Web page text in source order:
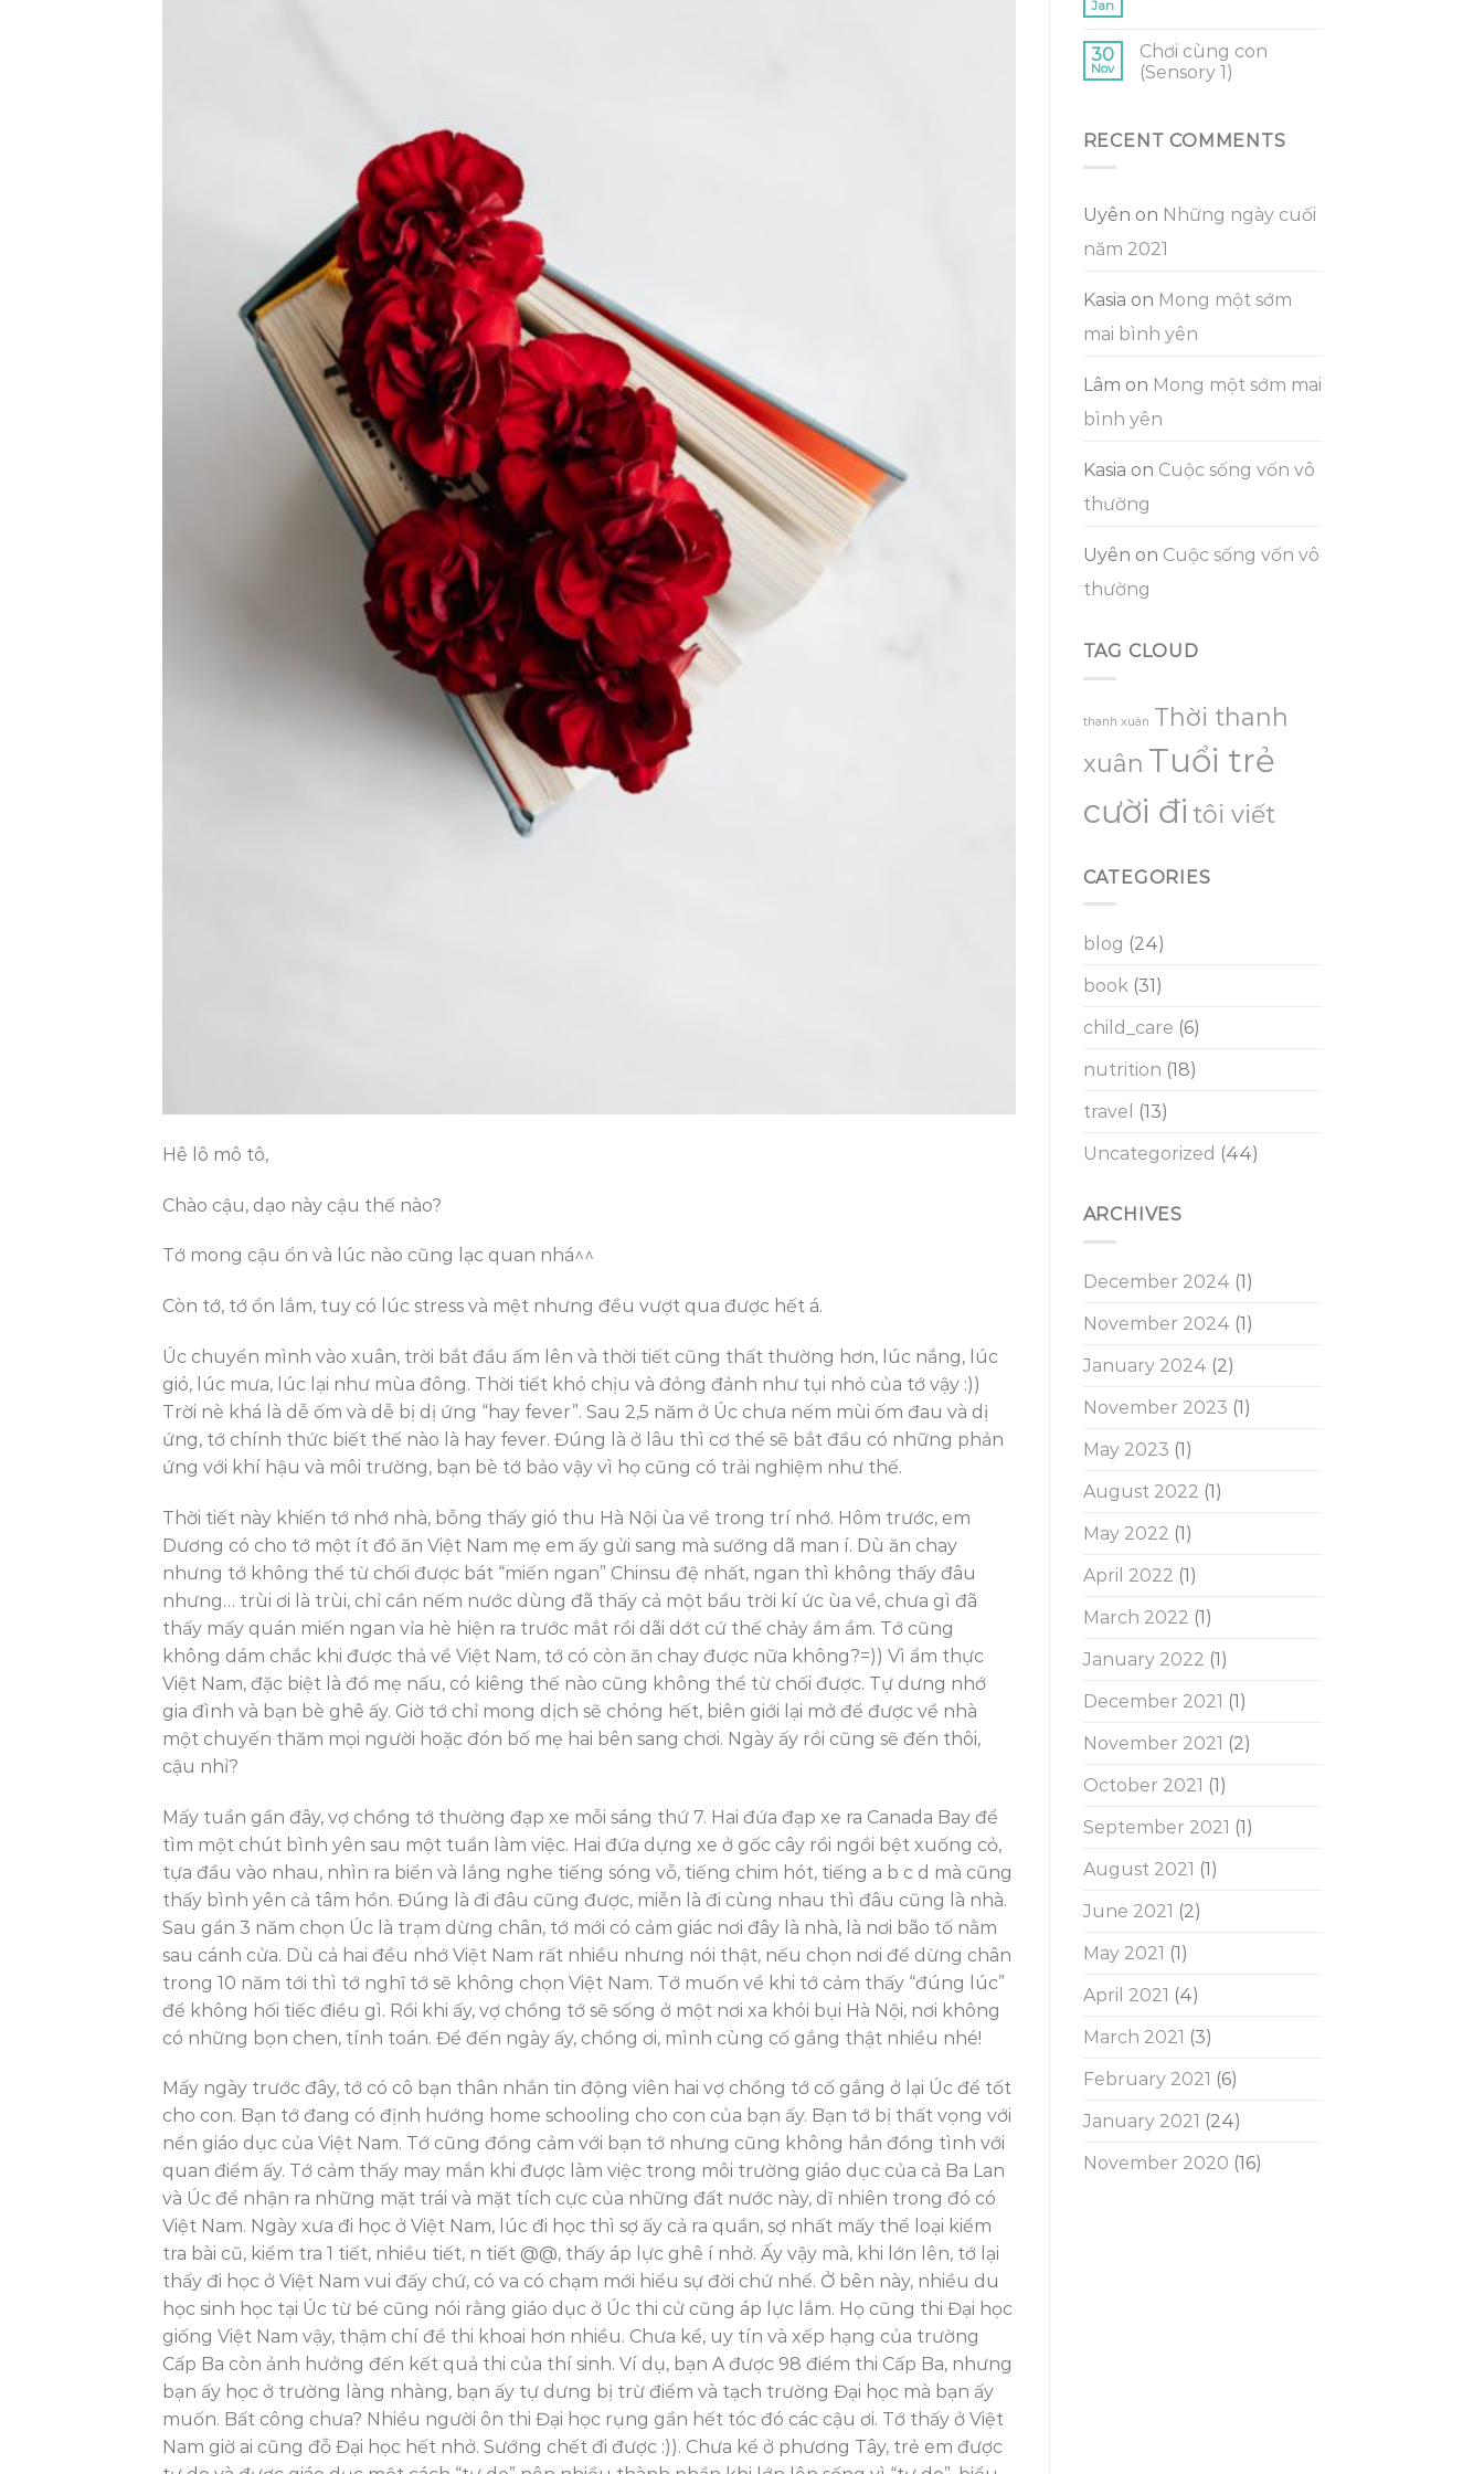
Hê lô mô tô,
Chào cậu, dạo này cậu thế nào?
Tớ mong cậu ổn và lúc nào cũng lạc quan nhá^^
Còn tớ, tớ ổn lắm, tuy có lúc stress và mệt nhưng đều vượt qua được hết á.
Úc chuyển mình vào xuân, trời bắt đầu ấm lên và thời tiết cũng thất thường hơn, lúc nắng, lúc
gió, lúc mưa, lúc lại như mùa đông. Thời tiết khó chịu và đỏng đảnh như tụi nhỏ của tớ vậy :))
Trời nè khá là dễ ốm và dễ bị dị ứng “hay fever”. Sau 2,5 năm ở Úc chưa nếm mùi ốm đau và dị
ứng, tớ chính thức biết thế nào là hay fever. Đúng là ở lâu thì cơ thể sẽ bắt đầu có những phản
ứng với khí hậu và môi trường, bạn bè tớ bảo vậy vì họ cũng có trải nghiệm như thế.
Thời tiết này khiến tớ nhớ nhà, bỗng thấy gió thu Hà Nội ùa về trong trí nhớ. Hôm trước, em
Dương có cho tớ một ít đồ ăn Việt Nam mẹ em ấy gửi sang mà sướng dã man í. Dù ăn chay
nhưng tớ không thể từ chối được bát “miến ngan” Chinsu đệ nhất, ngan thì không thấy đâu
nhưng… trùi ơi là trùi, chỉ cần nếm nước dùng đã thấy cả một bầu trời kí ức ùa về, chưa gì đã
thấy mấy quán miến ngan vỉa hè hiện ra trước mắt rồi dãi dớt cứ thế chảy ầm ầm. Tớ cũng
không dám chắc khi được thả về Việt Nam, tớ có còn ăn chay được nữa không?=)) Vì ẩm thực
Việt Nam, đặc biệt là đồ mẹ nấu, có kiêng thế nào cũng không thể từ chối được. Tự dưng nhớ
gia đình và bạn bè ghê ấy. Giờ tớ chỉ mong dịch sẽ chóng hết, biên giới lại mở để được về nhà
một chuyến thăm mọi người hoặc đón bố mẹ hai bên sang chơi. Ngày ấy rồi cũng sẽ đến thôi,
cậu nhỉ?
Mấy tuần gần đây, vợ chồng tớ thường đạp xe mỗi sáng thứ 7. Hai đứa đạp xe ra Canada Bay để
tìm một chút bình yên sau một tuần làm việc. Hai đứa dựng xe ở gốc cây rồi ngồi bệt xuống cỏ,
tựa đầu vào nhau, nhìn ra biển và lắng nghe tiếng sóng vỗ, tiếng chim hót, tiếng a b c d mà cũng
thấy bình yên cả tâm hồn. Đúng là đi đâu cũng được, miễn là đi cùng nhau thì đâu cũng là nhà.
Sau gần 3 năm chọn Úc là trạm dừng chân, tớ mới có cảm giác nơi đây là nhà, là nơi bão tố nằm
sau cánh cửa. Dù cả hai đều nhớ Việt Nam rất nhiều nhưng nói thật, nếu chọn nơi để dừng chân
trong 10 năm tới thì tớ nghĩ tớ sẽ không chọn Việt Nam. Tớ muốn về khi tớ cảm thấy “đúng lúc”
để không hối tiếc điều gì. Rồi khi ấy, vợ chồng tớ sẽ sống ở một nơi xa khói bụi Hà Nội, nơi không
có những bọn chen, tính toán. Để đến ngày ấy, chồng ơi, mình cùng cố gắng thật nhiều nhé!
Mấy ngày trước đây, tớ có cô bạn thân nhắn tin động viên hai vợ chồng tớ cố gắng ở lại Úc để tốt
cho con. Bạn tớ đang có định hướng home schooling cho con của bạn ấy. Bạn tớ bị thất vọng với
nền giáo dục của Việt Nam. Tớ cũng đồng cảm với bạn tớ nhưng cũng không hẳn đồng tình với
quan điểm ấy. Tớ cảm thấy may mắn khi được làm việc trong môi trường giáo dục của cả Ba Lan
và Úc để nhận ra những mặt trái và mặt tích cực của những đất nước này, dĩ nhiên trong đó có
Việt Nam. Ngày xưa đi học ở Việt Nam, lúc đi học thì sợ ấy cả ra quần, sợ nhất mấy thể loại kiểm
tra bài cũ, kiểm tra 1 tiết, nhiều tiết, n tiết @@, thấy áp lực ghê í nhở. Ấy vậy mà, khi lớn lên, tớ lại
thấy đi học ở Việt Nam vui đấy chứ, có va có chạm mới hiểu sự đời chứ nhể. Ở bên này, nhiều du
học sinh học tại Úc từ bé cũng nói rằng giáo dục ở Úc thi cử cũng áp lực lắm. Họ cũng thi Đại học
giống Việt Nam vậy, thậm chí đề thi khoai hơn nhiều. Chưa kể, uy tín và xếp hạng của trường
Cấp Ba còn ảnh hưởng đến kết quả thi của thí sinh. Ví dụ, bạn A được 98 điểm thi Cấp Ba, nhưng
bạn ấy học ở trường làng nhàng, bạn ấy tự dưng bị trừ điểm và tạch trường Đại học mà bạn ấy
muốn. Bất công chưa? Nhiều người ôn thi Đại học rụng gần hết tóc đó các cậu ơi. Tớ thấy ở Việt
Nam giờ ai cũng đỗ Đại học hết nhở. Sướng chết đi được :)). Chưa kể ở phương Tây, trẻ em được
Jan
30
Nov
Chơi cùng con
(Sensory 1)
RECENT COMMENTS
Uyên on Những ngày cuối
năm 2021
Kasia on Mong một sớm
mai bình yên
Lâm on Mong một sớm mai
bình yên
Kasia on Cuộc sống vốn vô
thường
Uyên on Cuộc sống vốn vô
thường
TAG CLOUD
thanh xuân Thời thanh
xuân Tuổi trẻ
cười đi tôi viết
CATEGORIES
blog (24)
book(31)
child_care (6)
nutrition (18)
travel
(13)
Uncategorized (44)
ARCHIVES
December 2024 (1)
November 2024 (1)
January 2024 (2)
November 2023 (1)
May 2023 (1)
August 2022 (1)
May 2022 (1)
April 2022 (1)
March 2022 (1)
January 2022 (1)
December 2021 (1)
November 2021 (2)
October 2021 (1)
September 2021 (1)
August 2021 (1)
June 2021 (2)
May 2021 (1)
April 2021 (4)
March 2021 (3)
February 2021 (6)
January 2021 (24)
November 2020 (16)